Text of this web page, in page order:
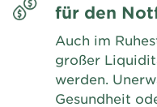
für den
Auch im
großer
werden.
Gesundheit